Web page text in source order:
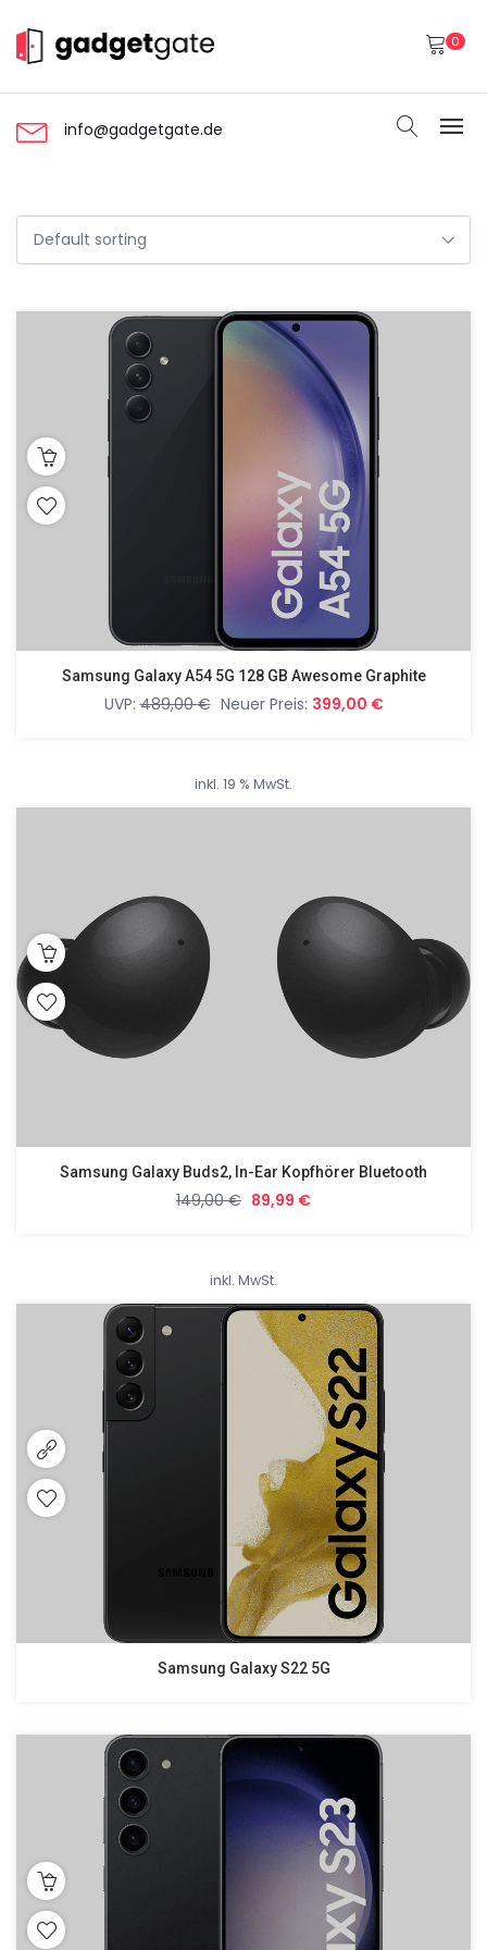
0
info@gadgetgate.de
Samsung Galaxy A54 5G 128 GB Awesome Graphite
UVP: 489,00€ Neuer Preis: 399,00 €
inkl. 19 % MwSt.
Samsung Galaxy Buds2, In-Ear Kopfhörer Bluetooth
149,00€ 89,99 €
inkl. MwSt.
Samsung Galaxy S22 5G